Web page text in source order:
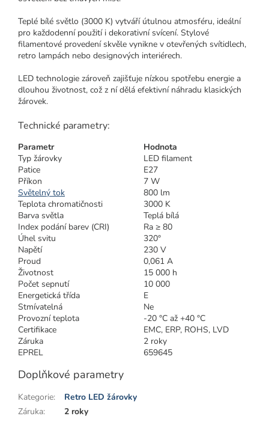
Teplé bílé světlo (3000 K) vytváří útulnou atmosféru, ideální
pro každodenní použití i dekorativní svícení. Stylové
filamentové provedení skvěle vynikne v otevřených svítidlech,
retro lampách nebo designových interiérech.
LED technologie zároveň zajišťuje nízkou spotřebu energie a
dlouhou životnost, což z ní dělá efektivní náhradu klasických
žárovek.
Technické parametry:
Parametr
Hodnota
Typ žárovky
LED filament
Patice
E27
Příkon
7 W
Světelný tok
800 lm
Teplota chromatičnosti
3000 K
Barva světla
Teplá bílá
Index podání barev (CRI)
Ra ≥ 80
Úhel svitu
320°
Napětí
230 V
Proud
0,061 A
Životnost
15 000 h
Počet sepnutí
10 000
Energetická třída
E
Stmívatelná
Ne
Provozní teplota
-20 °C až +40 °C
Certifikace
EMC, ERP, ROHS, LVD
Záruka
2 roky
EPREL
659645
Doplňkové parametry
Kategorie:
Retro LED žárovky
Záruka:
2 roky